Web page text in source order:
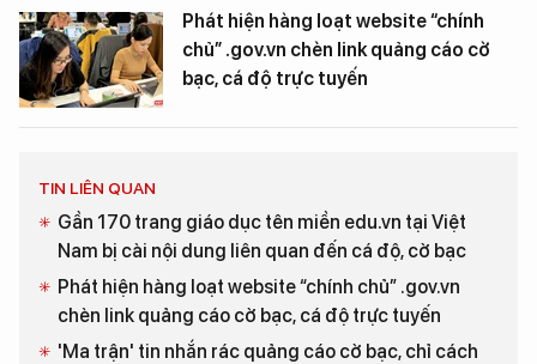
Phát hiện hàng loạt website “chính
chủ” .gov.vn chèn link quảng cáo cờ
bạc, cá độ trực tuyến
TIN LIÊN QUAN
Gần 170 trang giáo dục tên miền edu.vn tại Việt
Nam bị cài nội dung liên quan đến cá độ, cờ bạc
Phát hiện hàng loạt website “chính chủ” .gov.vn
chèn link quảng cáo cờ bạc, cá độ trực tuyến
'Ma trận' tin nhắn rác quảng cáo cờ bạc, chỉ cách